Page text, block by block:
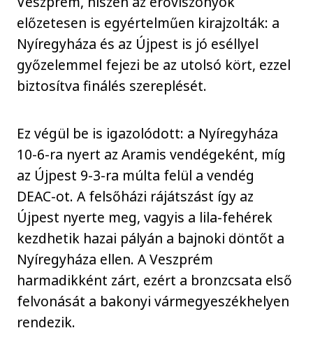
előzetesen is egyértelműen kirajzolták: a
Nyíregyháza és az Újpest is jó eséllyel
győzelemmel fejezi be az utolsó kört, ezzel
biztosítva finálés szereplését.
Ez végül be is igazolódott: a Nyíregyháza
10-6-ra nyert az Aramis vendégeként, míg
az Újpest 9-3-ra múlta felül a vendég
DEAC-ot. A felsőházi rájátszást így az
Újpest nyerte meg, vagyis a lila-fehérek
kezdhetik hazai pályán a bajnoki döntőt a
Nyíregyháza ellen. A Veszprém
harmadikként zárt, ezért a bronzcsata első
felvonását a bakonyi vármegyeszékhelyen
rendezik.